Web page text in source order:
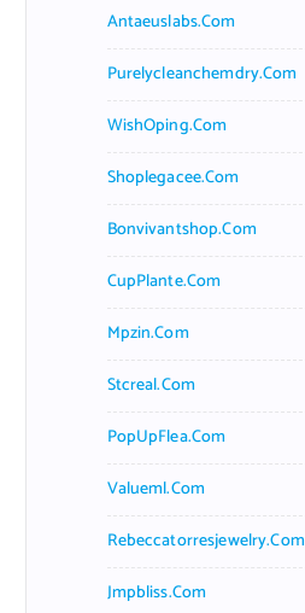
Antaeuslabs.com
Purelycleanchemdry.com
WishOping.com
Shoplegacee.com
Bonvivantshop.com
CupPlante.com
Mpzin.com
Stcreal.com
PopUpFlea.com
Valueml.com
Rebeccatorresjewelry.com
Jmpbliss.com